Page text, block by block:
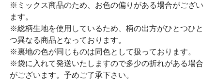
※ミックス商品のため、お色の偏りがある場合がござい
ます。
※総柄生地を使用しているため、柄の出方がひとつひと
つ異なる商品となっております。
※裏地の色が同じものは同色として扱っております。
※袋に入れて発送いたしますので多少の折れがある場合
がございます。予めご了承下さい。